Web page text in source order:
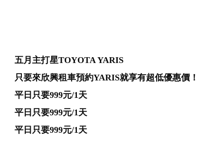
五月主打星TOYOTA YARIS
只要來欣興租車預約YARIS就享有超低優惠價！
平日只要999元/1天
平日只要999元/1天
平日只要999元/1天